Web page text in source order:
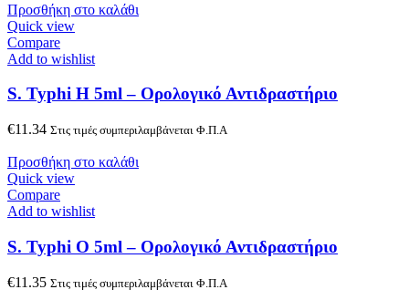
Προσθήκη στο καλάθι
Quick view
Compare
Add to wishlist
S. Typhi H 5ml – Ορολογικό Αντιδραστήριο
€11.34 Στις τιμές συμπεριλαμβάνεται Φ.Π.Α
Προσθήκη στο καλάθι
Quick view
Compare
Add to wishlist
S. Typhi O 5ml – Ορολογικό Αντιδραστήριο
€11.35 Στις τιμές συμπεριλαμβάνεται Φ.Π.Α